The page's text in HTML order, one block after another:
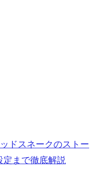
ドスネークのストー
定まで徹底解説